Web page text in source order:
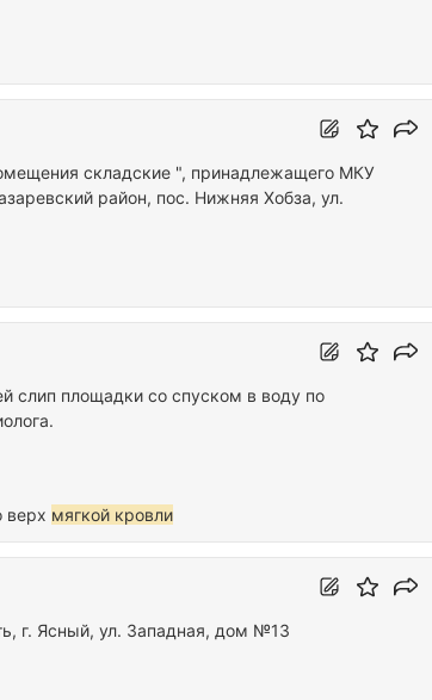
складские ", принадлежащего МКУ
район, пос. Нижняя Хобза, ул.
слип площадки со спуском в воду по
верх мягкой кровли
г. Ясный, ул. Западная, дом №13